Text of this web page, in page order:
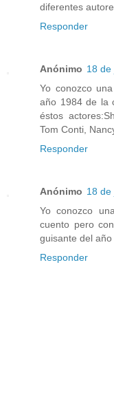
diferentes
Responder
Anónimo 18 de
Yo conozco
año 1984 de la
éstos
Tom Conti,
Responder
Anónimo 18 de
Yo conozco
cuento pero
guisante del año
Responder